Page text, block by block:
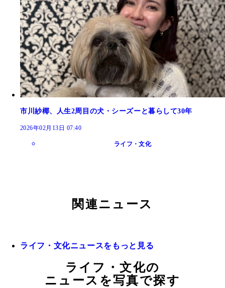
市川紗椰、人生2周目の犬・シーズーと暮らして30年
2026年02月13日 07:40
ライフ・文化
関連ニュース
ライフ・文化ニュースをもっと見る
ライフ・文化の
ニュースを写真で探す